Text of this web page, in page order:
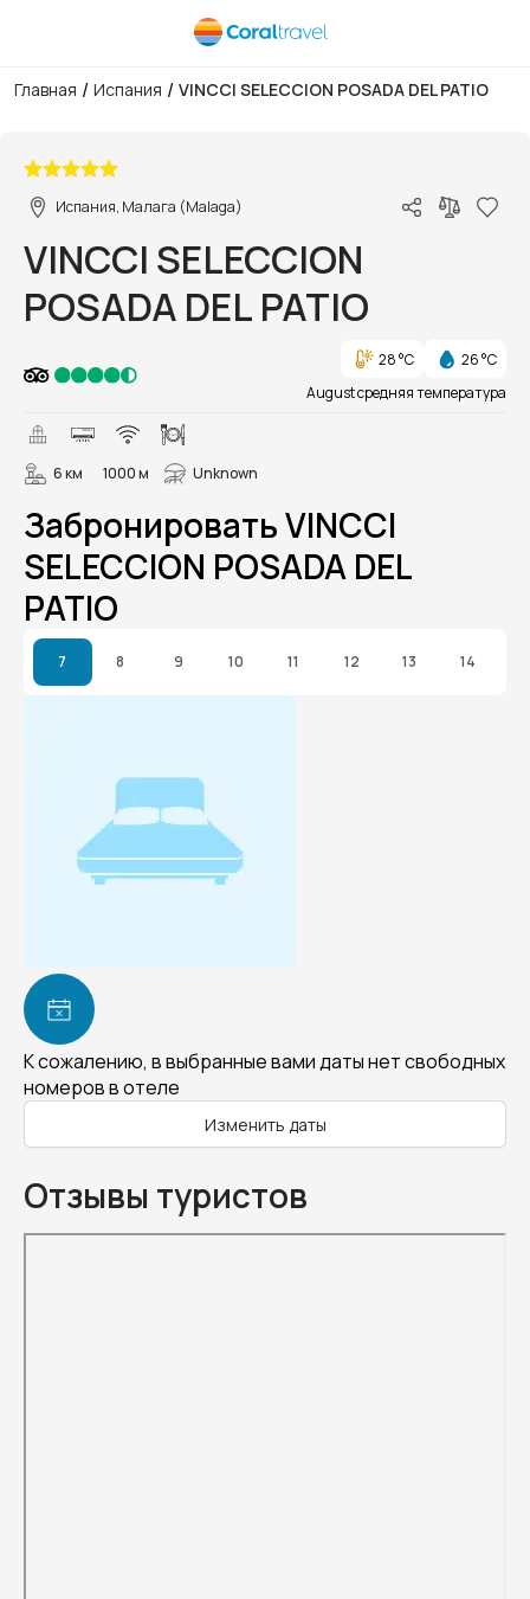
Главная / Испания / VINCCI SELECCION POSADA DEL PATIO
Испания, Малага (Malaga)
VINCCI SELECCION
POSADA DEL PATIO
28 °C
26 °C
August средняя температура
6 км 1000 м Unknown
Забронировать VINCCI
SELECCION POSADA DEL
PATIO
7 8 9 10 11 12 13 14
К сожалению, в выбранные вами даты нет свободных
номеров в отеле
Изменить даты
Отзывы туристов